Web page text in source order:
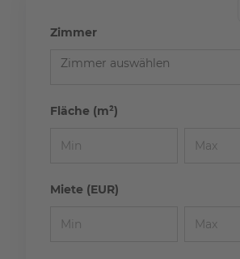
Zimmer
Zimmer auswählen
Fläche (m²)
Miete (EUR)